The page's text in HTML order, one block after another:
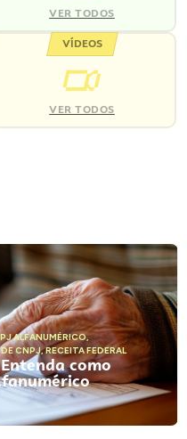
VER TODOS
VÍDEOS
VER TODOS
ALFANUMÉRICO,
CNPJ,RECEITA FEDERAL
como